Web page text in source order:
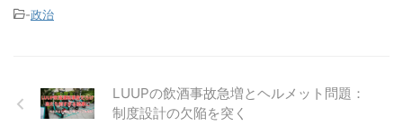
-政治
LUUPの飲酒事故急増とヘルメット問題：
制度設計の欠陥を突く